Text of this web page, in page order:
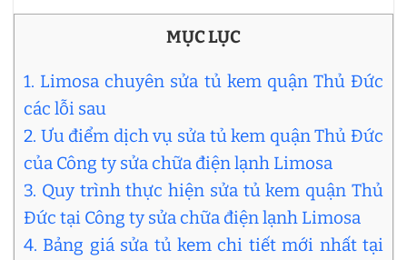
MỤC LỤC
1. Limosa chuyên sửa tủ kem quận Thủ Đức
các lỗi sau
2. Ưu điểm dịch vụ sửa tủ kem quận Thủ Đức
của Công ty sửa chữa điện lạnh Limosa
3. Quy trình thực hiện sửa tủ kem quận Thủ
Đức tại Công ty sửa chữa điện lạnh Limosa
4. Bảng giá sửa tủ kem chi tiết mới nhất tại